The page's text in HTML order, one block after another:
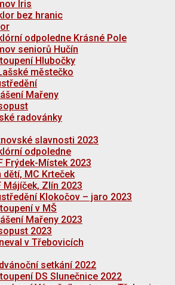
Iris
bez hranic
odpoledne Krásné Pole
seniorů Hučín
Hlubočky
městečko
Mařeny
radovánky
slavnosti 2023
odpoledne
Frýdek-Místek 2023
dětí, MC Krteček
Májíček, Zlín 2023
Klokočov – jaro 2023
v MŠ
Mařeny 2023
2023
v Třebovicích
setkání 2022
DS Slunečnice 2022